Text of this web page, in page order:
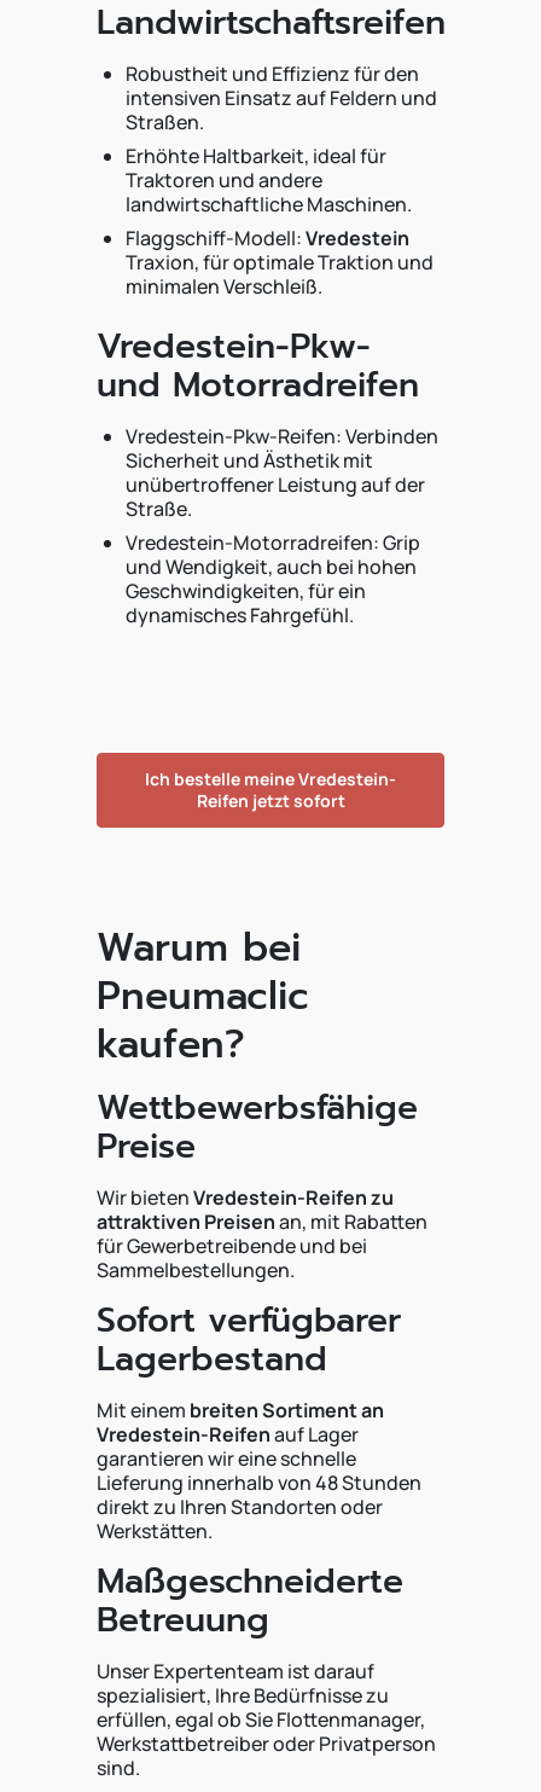
Landwirtschaftsreifen
Robustheit und Effizienz für den
intensiven Einsatz auf Feldern und
Straßen.
Erhöhte Haltbarkeit, ideal für
Traktoren und andere
landwirtschaftliche Maschinen.
Flaggschiff-Modell:Vredestein
Traxion, für optimale Traktion und
minimalen Verschleiß.
Vredestein-Pkw-
und Motorradreifen
Vredestein-Pkw-Reifen: Verbinden
Sicherheit und Ästhetik mit
unübertroffener Leistung auf der
Straße.
Vredestein-Motorradreifen: Grip
und Wendigkeit, auch bei hohen
Geschwindigkeiten, für ein
dynamisches Fahrgefühl.
Ich bestelle meine Vredestein-
Reifen jetzt sofort
Warum bei
Pneumaclic
kaufen?
Wettbewerbsfähige
Preise
Wir bietenVredestein-Reifen zu
attraktiven Preisenan, mit Rabatten
für Gewerbetreibende und bei
Sammelbestellungen.
Sofort verfügbarer
Lagerbestand
Mit einem breiten Sortiment an
Vredestein-Reifenauf Lager
garantieren wir eine schnelle
Lieferung innerhalb von 48 Stunden
direkt zu Ihren Standorten oder
Werkstätten.
Maßgeschneiderte
Betreuung
Unser Expertenteam ist darauf
spezialisiert, Ihre Bedürfnisse zu
erfüllen, egal ob Sie Flottenmanager,
Werkstattbetreiber oder Privatperson
sind.